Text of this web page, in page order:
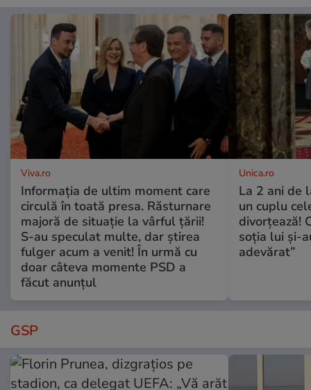
Viva.ro
Informația de ultim moment care
circulă în toată presa. Răsturnare
majoră de situație la vârful țării!
S-au speculat multe, dar știrea
fulger acum a venit! În urmă cu
doar câteva momente PSD a
făcut anunțul
Unica.ro
La 2 ani de
un cuplu
divorțează!
soția lui și-
adevărat”
GSP